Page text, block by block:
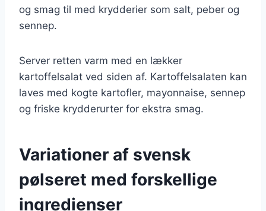
og smag til med krydderier som salt, peber og
sennep.
Server retten varm med en lækker
kartoffelsalat ved siden af. Kartoffelsalaten kan
laves med kogte kartofler, mayonnaise, sennep
og friske krydderurter for ekstra smag.
Variationer af svensk
pølseret med forskellige
ingredienser